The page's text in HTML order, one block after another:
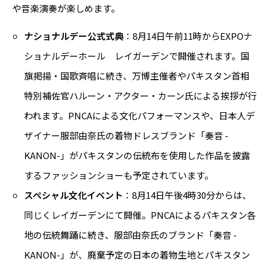
や音楽演奏が楽しめます。
ナショナルデー公式式典：8月14日午前11時からEXPOナ
ショナルデーホール レイガーデンで開催されます。国
旗掲揚・国歌斉唱に続き、万博主催者やパキスタン首相
特別補佐官ハルーン・アクター・カーン氏による挨拶が行
われます。PNCAによる文化パフォーマンスや、日本人デ
ザイナー服部由奈氏の着物ドレスブランド「奏音 -
KANON-」がパキスタンの伝統布を使用した作品を披露
するファッションショーも予定されています。
スペシャル文化イベント ：8月14日午後4時30分からは、
同じくレイガーデンにて開催。PNCAによるパキスタン各
地の伝統舞踊に続き、服部由奈氏のブランド「奏音 -
KANON-」が、廃棄予定の日本の着物生地とパキスタン